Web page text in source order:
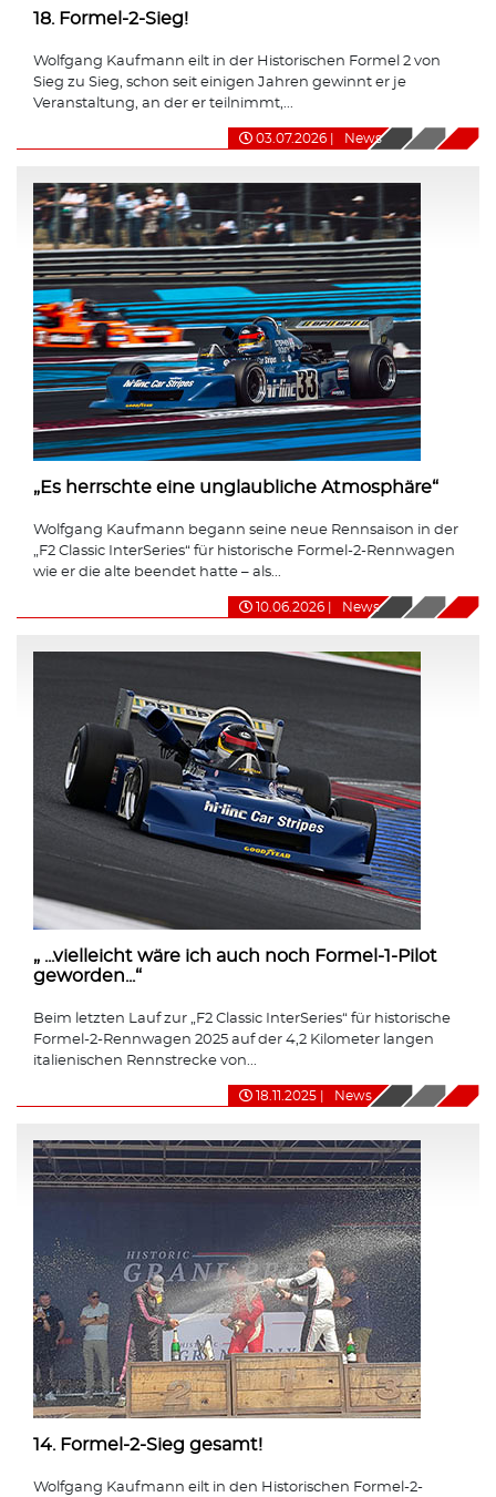
18. Formel-2-Sieg!
Wolfgang Kaufmann eilt in der Historischen Formel 2 von
Sieg zu Sieg, schon seit einigen Jahren gewinnt er je
Veranstaltung, an der er teilnimmt,...
03.07.2026 News
„Es herrschte eine unglaubliche Atmosphäre“
Wolfgang Kaufmann begann seine neue Rennsaison in der
„F2 Classic InterSeries“ für historische Formel-2-Rennwagen
wie er die alte beendet hatte – als...
10.06.2026 News
„ ...vielleicht wäre ich auch noch Formel-1-Pilot
geworden...“
Beim letzten Lauf zur „F2 Classic InterSeries“ für historische
Formel-2-Rennwagen 2025 auf der 4,2 Kilometer langen
italienischen Rennstrecke von...
18.11.2025 News
14. Formel-2-Sieg gesamt!
Wolfgang Kaufmann eilt in den Historischen Formel-2-